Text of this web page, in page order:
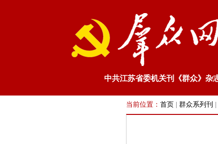
中共江苏省委机关刊《群众》杂
当前位置： 首页 群众系列刊